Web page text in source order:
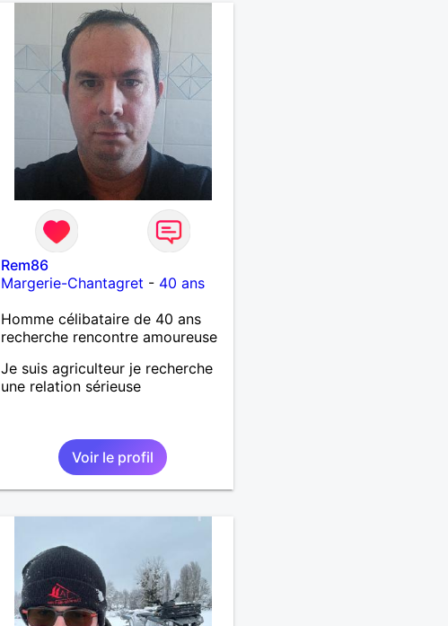
Rem86
Margerie-Chantagret - 40 ans
Homme célibataire de 40 ans
recherche rencontre amoureuse
Je suis agriculteur je recherche
une relation sérieuse
Voir le profil